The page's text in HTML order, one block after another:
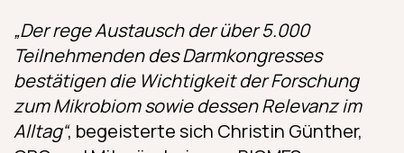
„Der rege Austausch der über 5.000
Teilnehmenden des Darmkongresses
bestätigen die Wichtigkeit der Forschung
zum Mikrobiom sowie dessen Relevanz im
Alltag“, begeisterte sich Christin Günther,